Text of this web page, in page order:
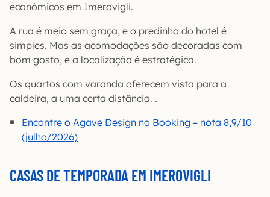
econômicos em Imerovigli.
A rua é meio sem graça, e o predinho do hotel é
simples. Mas as acomodações são decoradas com
bom gosto, e a localização é estratégica.
Os quartos com varanda oferecem vista para a
caldeira, a uma certa distância. .
Encontre o Agave Design no Booking – nota 8,9/10
(julho/2026)
CASAS DE TEMPORADA EM IMEROVIGLI